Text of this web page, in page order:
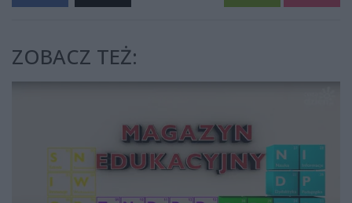
ZOBACZ TEŻ: